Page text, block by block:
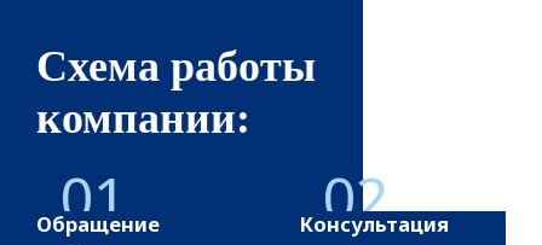
Схема работы
компании:
01
Обращение 02
Консультация